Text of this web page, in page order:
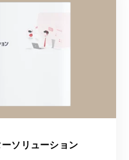
ソリューション